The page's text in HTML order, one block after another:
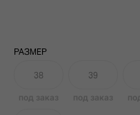
РАЗМЕР
38 39